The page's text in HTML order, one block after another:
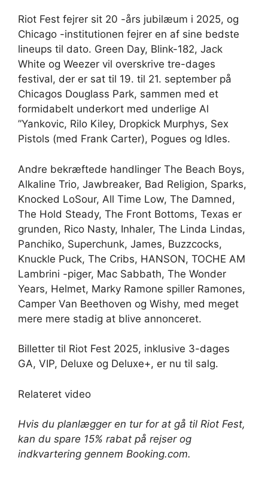
Riot Fest fejrer sit 20 -års jubilæum i 2025, og
Chicago -institutionen fejrer en af ​​sine bedste
lineups til dato. Green Day, Blink-182, Jack
White og Weezer vil overskrive tre-dages
festival, der er sat til 19. til 21. september på
Chicagos Douglass Park, sammen med et
formidabelt underkort med underlige Al
”Yankovic, Rilo Kiley, Dropkick Murphys, Sex
Pistols (med Frank Carter), Pogues og Idles.
Andre bekræftede handlinger The Beach Boys,
Alkaline Trio, Jawbreaker, Bad Religion, Sparks,
Knocked LoSour, All Time Low, The Damned,
The Hold Steady, The Front Bottoms, Texas er
grunden, Rico Nasty, Inhaler, The Linda Lindas,
Panchiko, Superchunk, James, Buzzcocks,
Knuckle Puck, The Cribs, HANSON, TOCHE AM
Lambrini -piger, Mac Sabbath, The Wonder
Years, Helmet, Marky Ramone spiller Ramones,
Camper Van Beethoven og Wishy, ​​med meget
mere mere stadig at blive annonceret.
Billetter til Riot Fest 2025, inklusive 3-dages
GA, VIP, Deluxe og Deluxe+, er nu til salg.
Relateret video
Hvis du planlægger en tur for at gå til Riot Fest,
kan du spare 15% rabat på rejser og
indkvartering gennem Booking.com.